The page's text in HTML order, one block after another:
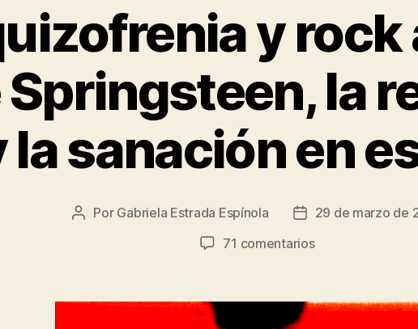
y rock
la
la sanación en
Autor
Por Gabriela Estrada Espínola
Fecha
la
29 de marzo de
71 comentariosen
rock